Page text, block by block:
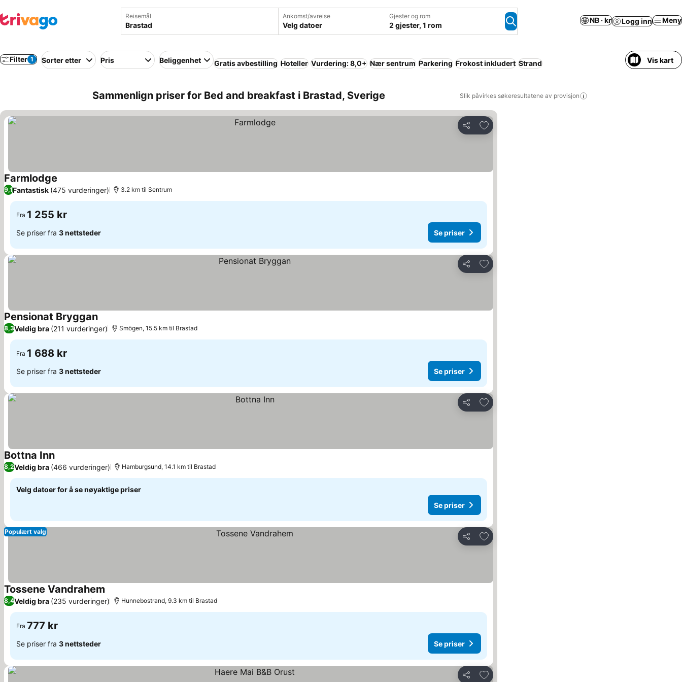
Reisemål Ankomst/avreise
Velg datoer
Gjester og rom
2 gjester, 1 rom
NB · kr Logg inn Meny
Filter 1 Sorter etter Pris Beliggenhet Gratis avbestilling Hoteller Vurdering: 8,0+ Nær sentrum Parkering Frokost inkludert Strand Vis kart
Sammenlign priser for Bed and breakfast i Brastad, Sverige Slik påvirkes søkeresultatene av provisjon
Del
Legg til i favoritter
Farmlodge
9,1Fantastisk (475 vurderinger) 3.2 km til Sentrum
Fra 1 255 kr
Se priser fra 3 nettsteder Se priser
Del
Legg til i favoritter
Pensionat Bryggan
8,3Veldig bra (211 vurderinger) Smögen, 15.5 km til Brastad
Fra 1 688 kr
Se priser fra 3 nettsteder Se priser
Del
Legg til i favoritter
Bottna Inn
8,2Veldig bra (466 vurderinger) Hamburgsund, 14.1 km til Brastad
Velg datoer for å se nøyaktige priser
Se priser
Del
Legg til i favoritter
Populært valg
Tossene Vandrahem
8,4Veldig bra (235 vurderinger) Hunnebostrand, 9.3 km til Brastad
Fra 777 kr
Se priser fra 3 nettsteder Se priser
Del
Legg til i favoritter